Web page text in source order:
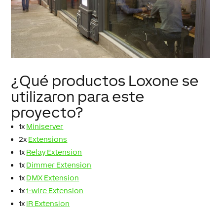
¿Qué productos Loxone se
utilizaron para este
proyecto?
1x Miniserver
2x Extensions
1x Relay Extension
1x Dimmer Extension
1x DMX Extension
1x1-wire Extension
1x IR Extension